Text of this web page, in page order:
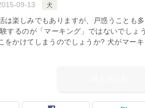
09-13 犬
は楽しみでもありますが、戸惑うことも
するのが「マーキング」ではないでしょう
をかけてしまうのでしょうか? 犬がマーキ